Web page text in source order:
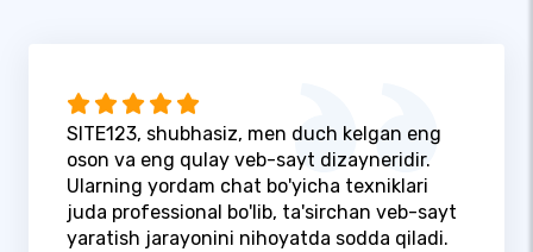
SITE123, shubhasiz, men duch kelgan eng
oson va eng qulay veb-sayt dizayneridir.
Ularning yordam chat bo'yicha texniklari
juda professional bo'lib, ta'sirchan veb-sayt
yaratish jarayonini nihoyatda sodda qiladi.